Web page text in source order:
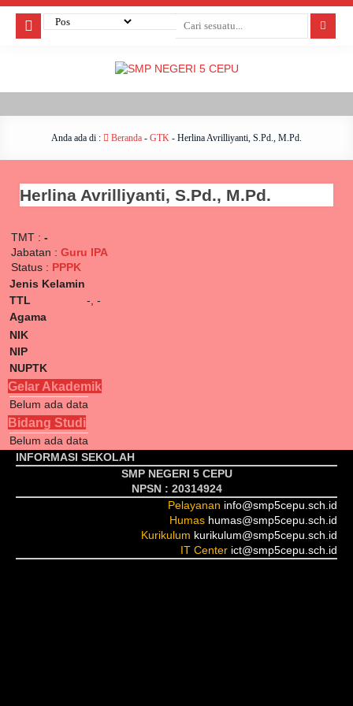
Anda ada di : Beranda - GTK - Herlina Avrilliyanti, S.Pd., M.Pd.
Herlina Avrilliyanti, S.Pd., M.Pd.
TMT : -
Jabatan : Guru IPA
Status : PPPK
Jenis Kelamin
TTL
-, -
Agama
NIK
NIP
NUPTK
Gelar Akademik
Belum ada data
Bidang Studi
Belum ada data
INFORMASI SEKOLAH
SMP NEGERI 5 CEPU
NPSN : 20314924
Pelayanan info@smp5cepu.sch.id
Humas humas@smp5cepu.sch.id
Kurikulum kurikulum@smp5cepu.sch.id
IT Center ict@smp5cepu.sch.id